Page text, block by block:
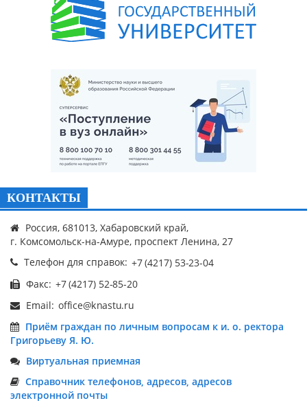
КОНТАКТЫ
Россия, 681013, Хабаровский край,
г. Комсомольск-на-Амуре, проспект Ленина, 27
Телефон для справок:
Факс:
Email:
Приём граждан по личным вопросам к и. о. ректора
Григорьеву Я. Ю.
Виртуальная приемная
Справочник телефонов, адресов, адресов
электронной почты